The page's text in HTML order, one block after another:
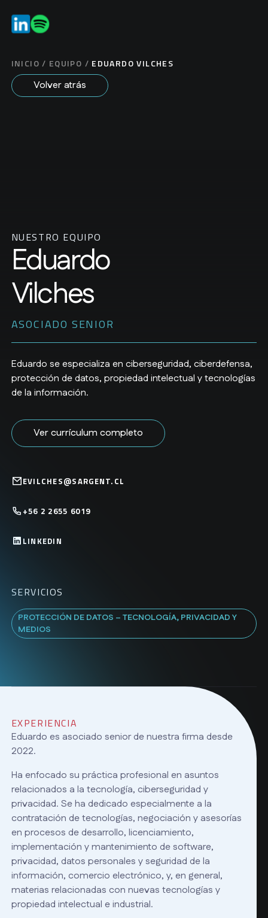
INICIO / EQUIPO / EDUARDO VILCHES
Volver atrás
NUESTRO EQUIPO
Eduardo
Vilches
ASOCIADO SENIOR
Eduardo se especializa en ciberseguridad, ciberdefensa,
protección de datos, propiedad intelectual y tecnologías
de la información.
Ver currículum completo
EVILCHES@SARGENT.CL
+56 2 2655 6019
LINKEDIN
SERVICIOS
PROTECCIÓN DE DATOS – TECNOLOGÍA, PRIVACIDAD Y
MEDIOS
EXPERIENCIA
Eduardo es asociado senior de nuestra firma desde
2022.
Ha enfocado su práctica profesional en asuntos
relacionados a la tecnología, ciberseguridad y
privacidad. Se ha dedicado especialmente a la
contratación de tecnologías, negociación y asesorías
en procesos de desarrollo, licenciamiento,
implementación y mantenimiento de software,
privacidad, datos personales y seguridad de la
información, comercio electrónico, y, en general,
materias relacionadas con nuevas tecnologías y
propiedad intelectual e industrial.